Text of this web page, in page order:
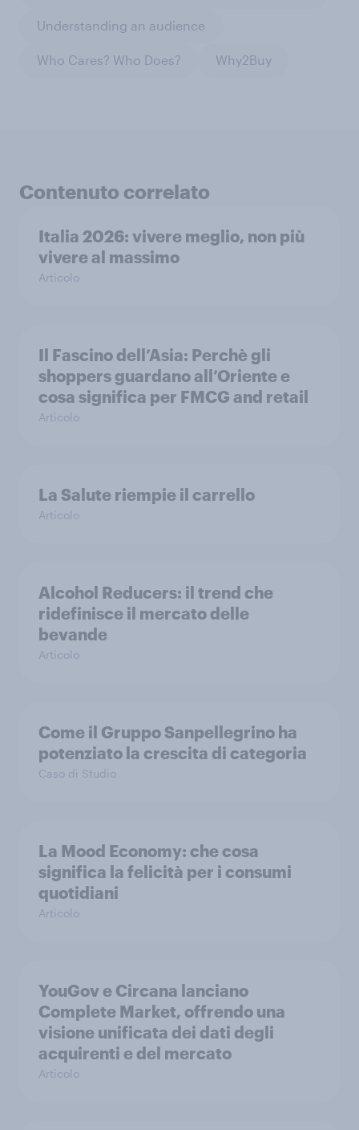
Understanding an audience
Who Cares? Who Does? Why2Buy
Contenuto correlato
Italia 2026: vivere meglio, non più
vivere al massimo
Articolo
Il Fascino dell’Asia: Perchè gli
shoppers guardano all’Oriente e
cosa significa per FMCG and retail
Articolo
La Salute riempie il carrello
Articolo
Alcohol Reducers: il trend che
ridefinisce il mercato delle
bevande
Articolo
Come il Gruppo Sanpellegrino ha
potenziato la crescita di categoria
Caso di Studio
La Mood Economy: che cosa
significa la felicità per i consumi
quotidiani
Articolo
YouGov e Circana lanciano
Complete Market, offrendo una
visione unificata dei dati degli
acquirenti e del mercato
Articolo